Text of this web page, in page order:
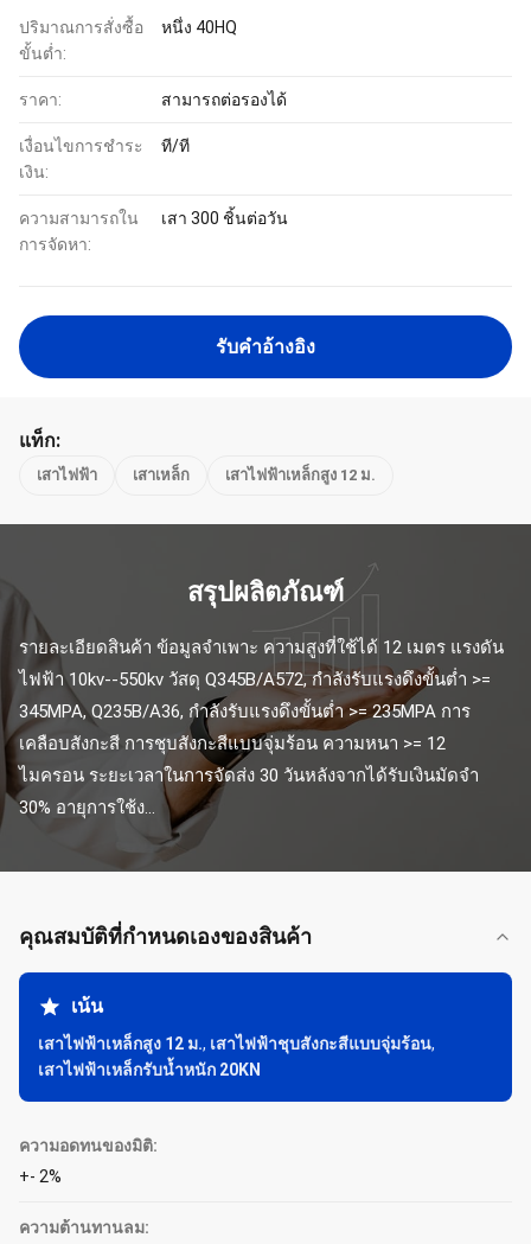
ปริมาณการสั่งซื้อ
ขั้นต่ำ:
หนึ่ง 40HQ
ราคา: สามารถต่อรองได้
เงื่อนไขการชำระ
เงิน:
ที/ที
ความสามารถใน
การจัดหา:
เสา 300 ชิ้นต่อวัน
รับคําอ้างอิง
แท็ก:
เสาไฟฟ้า เสาเหล็ก เสาไฟฟ้าเหล็กสูง 12 ม.
สรุปผลิตภัณฑ์
รายละเอียดสินค้า ข้อมูลจำเพาะ ความสูงที่ใช้ได้ 12 เมตร แรงดัน
ไฟฟ้า 10kv--550kv วัสดุ Q345B/A572, กำลังรับแรงดึงขั้นต่ำ >=
345MPA, Q235B/A36, กำลังรับแรงดึงขั้นต่ำ >= 235MPA การ
เคลือบสังกะสี การชุบสังกะสีแบบจุ่มร้อน ความหนา >= 12
ไมครอน ระยะเวลาในการจัดส่ง 30 วันหลังจากได้รับเงินมัดจำ
30% อายุการใช้ง...
คุณสมบัติที่กําหนดเองของสินค้า
เน้น
เสาไฟฟ้าเหล็กสูง 12 ม., เสาไฟฟ้าชุบสังกะสีแบบจุ่มร้อน,
เสาไฟฟ้าเหล็กรับน้ำหนัก 20KN
ความอดทนของมิติ:
+- 2%
ความต้านทานลม: